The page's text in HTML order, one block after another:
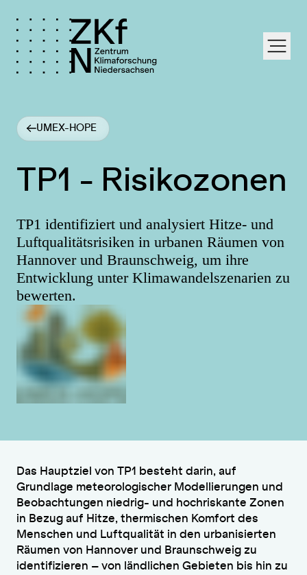
UMEX-HOPE
TP1 - Risikozonen
TP1 identifiziert und analysiert Hitze- und
Luftqualitätsrisiken in urbanen Räumen von
Hannover und Braunschweig, um ihre
Entwicklung unter Klimawandelszenarien zu
bewerten.
Das Hauptziel von TP1 besteht darin, auf
Grundlage meteorologischer Modellierungen und
Beobachtungen niedrig- und hochriskante Zonen
in Bezug auf Hitze, thermischen Komfort des
Menschen und Luftqualität in den urbanisierten
Räumen von Hannover und Braunschweig zu
identifizieren – von ländlichen Gebieten bis hin zu